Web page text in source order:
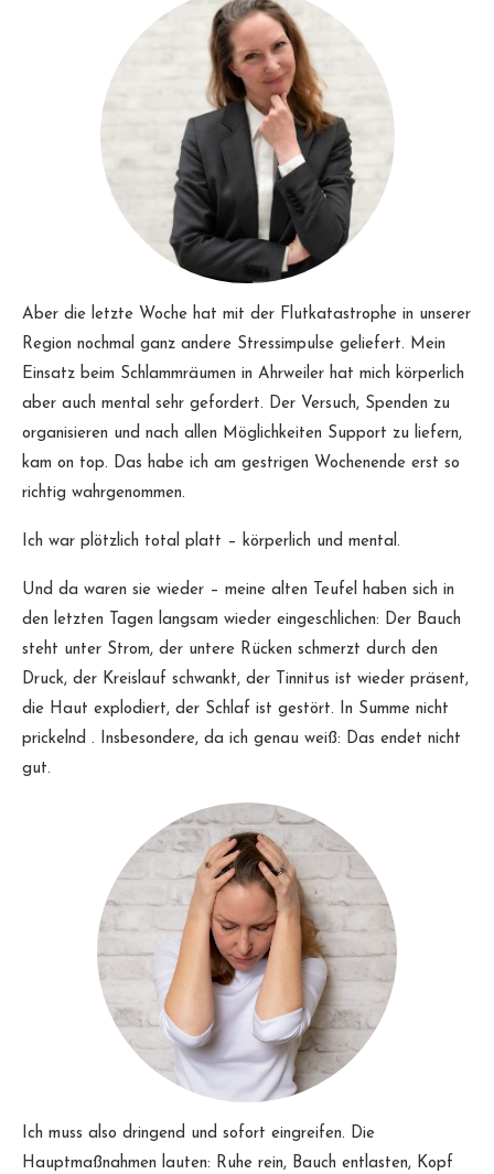
Aber die letzte Woche hat mit der Flutkatastrophe in unserer
Region nochmal ganz andere Stressimpulse geliefert. Mein
Einsatz beim Schlammräumen in Ahrweiler hat mich körperlich
aber auch mental sehr gefordert. Der Versuch, Spenden zu
organisieren und nach allen Möglichkeiten Support zu liefern,
kam on top. Das habe ich am gestrigen Wochenende erst so
richtig wahrgenommen.
Ich war plötzlich total platt – körperlich und mental.
Und da waren sie wieder – meine alten Teufel haben sich in
den letzten Tagen langsam wieder eingeschlichen: Der Bauch
steht unter Strom, der untere Rücken schmerzt durch den
Druck, der Kreislauf schwankt, der Tinnitus ist wieder präsent,
die Haut explodiert, der Schlaf ist gestört. In Summe nicht
prickelnd . Insbesondere, da ich genau weiß: Das endet nicht
gut.
Ich muss also dringend und sofort eingreifen. Die
Hauptmaßnahmen lauten: Ruhe rein, Bauch entlasten, Kopf